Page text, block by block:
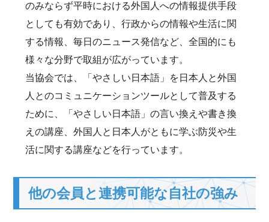
のみならず平時における外国人への情報提供手段
としても有効であり、行政からの情報や生活に関
する情報、毎日のニュース発信など、全国的にも
様々な分野で取組が広がっています。
当協会では、「やさしい日本語」を日本人と外国
人とのコミュニケーションツールとして普及する
ために、「やさしい日本語」の言い換えや書き換
えの講座、外国人と日本人がともに学ぶ防災や生
活に関する講座などを行っています。
他の会員と連携可能な自社の強み